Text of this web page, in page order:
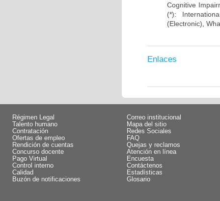
Cognitive
(*):
(Electronic),
Enlaces
Régimen Legal
Talento humano
Contratación
Ofertas de empleo
Rendición de cuentas
Concurso docente
Pago Virtual
Control interno
Calidad
Buzón de notificaciones
Correo institucional
Mapa del sitio
Redes Sociales
FAQ
Quejas y reclamos
Atención en línea
Encuesta
Contáctenos
Estadísticas
Glosario